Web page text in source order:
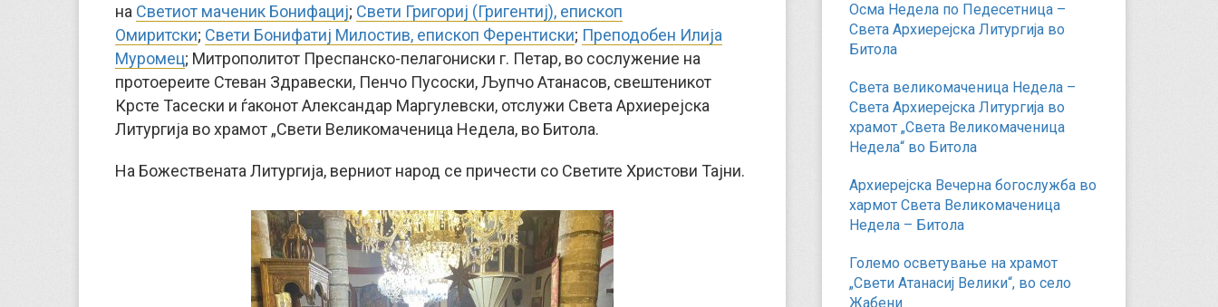
на Светиот маченик Бонифациј; Свети Григориј (Григентиј), епископ
Омиритски; Свети Бонифатиј Милостив, епископ Ферентиски; Преподобен Илија
Муромец; Митрополитот Преспанско-пелагониски г. Петар, во сослужение на
протоереите Стеван Здравески, Пенчо Пусоски, Љупчо Атанасов, свештеникот
Крсте Тасески и ѓаконот Александар Маргулевски, отслужи Света Архиерејска
Литургија во храмот „Свети Великомаченица Недела, во Битола.
На Божествената Литургија, верниот народ се причести со Светите Христови Тајни.
Осма Недела по Педесетница –
Света Архиерејска Литургија во
Битола
Света великомаченица Недела –
Света Архиерејска Литургија во
храмот „Света Великомаченица
Недела“ во Битола
Архиерејска Вечерна богослужба во
хармот Света Великомаченица
Недела – Битола
Големо осветување на храмот
„Свети Атанасиј Велики“, во село
Жабени